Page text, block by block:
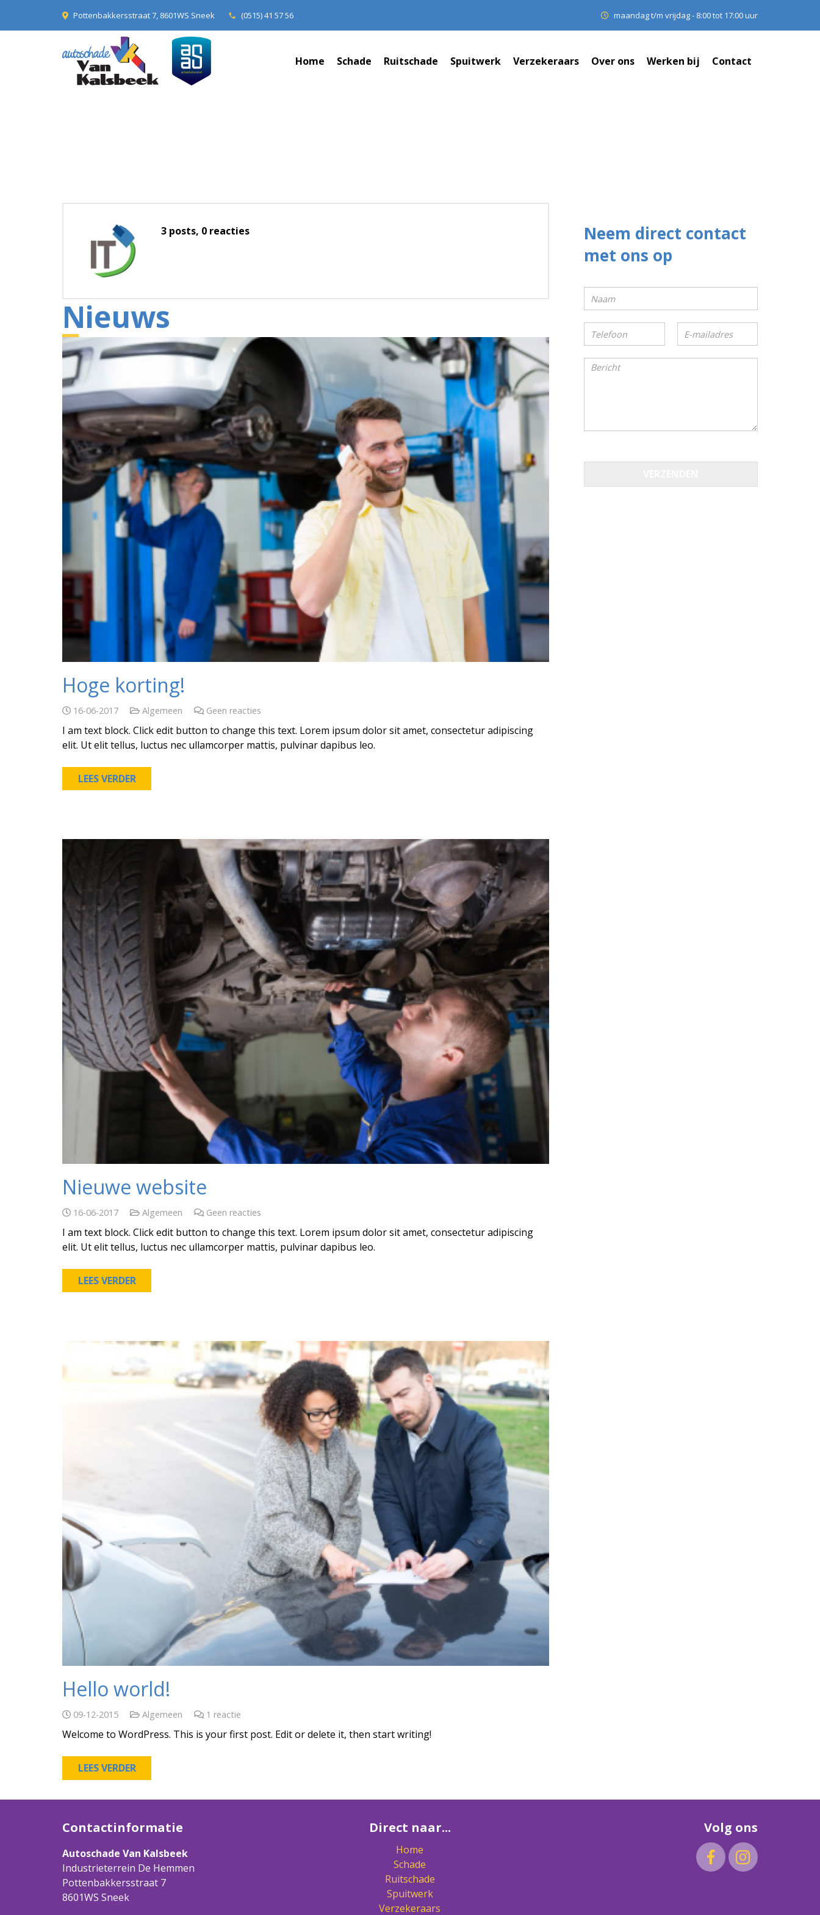
Pottenbakkersstraat 7, 8601WS Sneek phone (0515) 41 57 56 maandag t/m vrijdag - 8:00 tot 17:00 uur
Home Schade Ruitschade Spuitwerk Verzekeraars Over ons Werken bij Contact
3 posts, 0 reacties
Nieuws
Hoge korting!
16-06-2017 Algemeen Geen reacties
I am text block. Click edit button to change this text. Lorem ipsum dolor sit amet, consectetur adipiscing
elit. Ut elit tellus, luctus nec ullamcorper mattis, pulvinar dapibus leo.
LEES VERDER
Nieuwe website
16-06-2017 Algemeen Geen reacties
I am text block. Click edit button to change this text. Lorem ipsum dolor sit amet, consectetur adipiscing
elit. Ut elit tellus, luctus nec ullamcorper mattis, pulvinar dapibus leo.
LEES VERDER
Hello world!
09-12-2015 Algemeen 1 reactie
Welcome to WordPress. This is your first post. Edit or delete it, then start writing!
LEES VERDER
Neem direct contact
met ons op
Contactinformatie
Autoschade Van Kalsbeek
Industrieterrein De Hemmen
Pottenbakkersstraat 7
8601WS Sneek
Direct naar...
Home
Schade
Ruitschade
Spuitwerk
Verzekeraars
Volg ons